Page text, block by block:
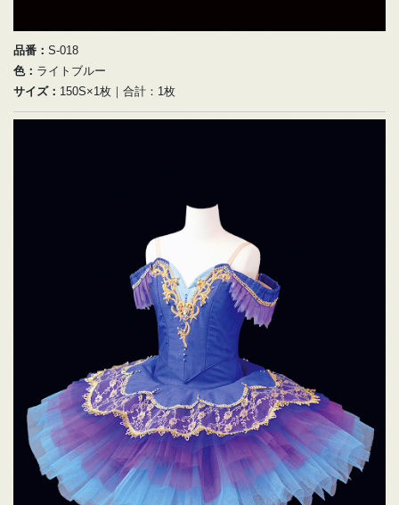
品番： S-018
色： ライトブルー
サイズ： 150S×1枚｜合計：1枚